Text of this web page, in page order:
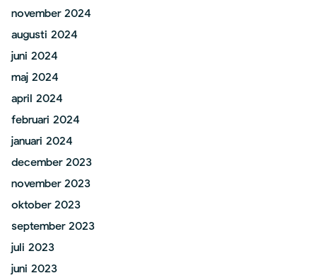
november 2024
augusti 2024
juni 2024
maj 2024
april 2024
februari 2024
januari 2024
december 2023
november 2023
oktober 2023
september 2023
juli 2023
juni 2023